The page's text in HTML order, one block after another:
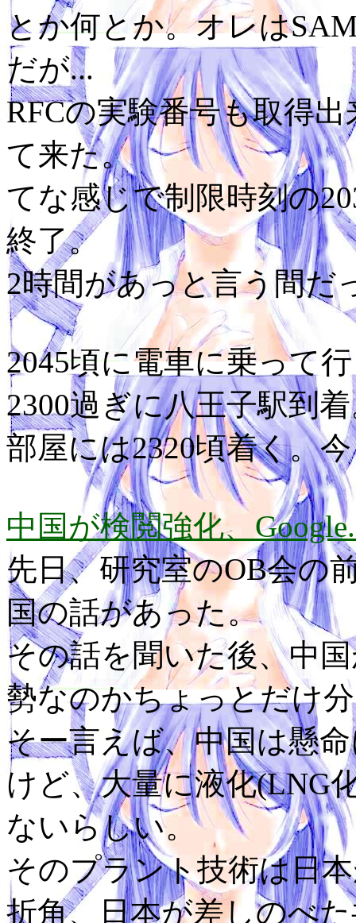
とか何とか。オレは
だが...
RFCの実験番号も取得
て来た。
てな感じで制限時刻の
終了。
2時間があっと言う間だ
2045頃に電車に乗って
2300過ぎに八王子駅到
部屋には2320頃着く。
中国が検閲強化、
先日、研究室のOB会の
国の話があった。
その話を聞いた後、中
勢なのかちょっとだけ
そー言えば、中国は懸
けど、大量に液化(LNG
ないらしい。
そのプラント技術は日
折角、日本が差しのべ